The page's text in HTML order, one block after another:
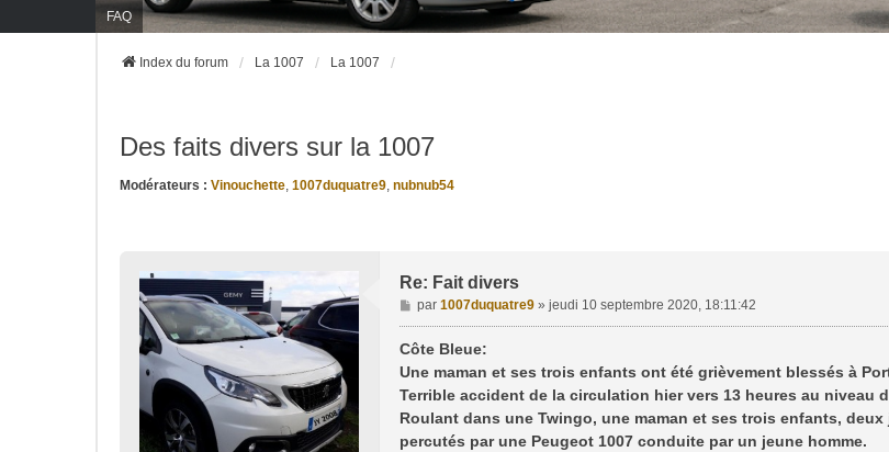
FAQ
Index du forum La 1007 La 1007
Des faits divers sur la 1007
Modérateurs : Vinouchette, 1007duquatre9, nubnub54
Re: Fait divers
M
e
s
g
e
par 1007duquatre9» jeudi 10 septembre 2020, 18:11:42
Côte Bleue:
Une maman et ses trois enfants ont été grièvement blessés à
Terrible accident de la circulation hier vers 13 heures au niveau
Roulant dans une Twingo, une maman et ses trois enfants,
percutés par une Peugeot 1007 conduite par un jeune homme.